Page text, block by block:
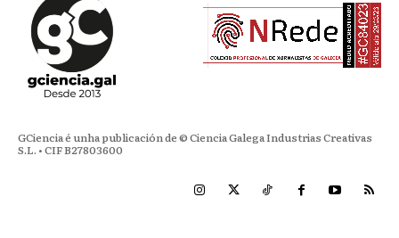
GCiencia é unha publicación de © Ciencia Galega Industrias Creativas
S.L. • CIF B27803600